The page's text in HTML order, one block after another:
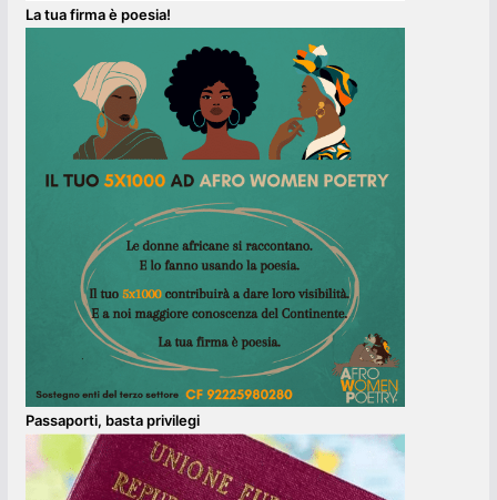
La tua firma è poesia!
Passaporti, basta privilegi